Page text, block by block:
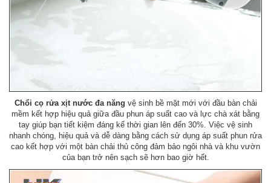
Chổi cọ rửa xịt nước đa năng vệ sinh bề mặt mới với đầu bàn chải
mềm kết hợp hiệu quả giữa đầu phun áp suất cao và lực chà xát bằng
tay giúp bạn tiết kiệm đáng kể thời gian lên đến 30%. Việc vệ sinh
nhanh chóng, hiệu quả và dễ dàng bằng cách sử dụng áp suất phun rửa
cao kết hợp với một bàn chải thủ công đảm bảo ngôi nhà và khu vườn
của bạn trở nên sạch sẽ hơn bao giờ hết.